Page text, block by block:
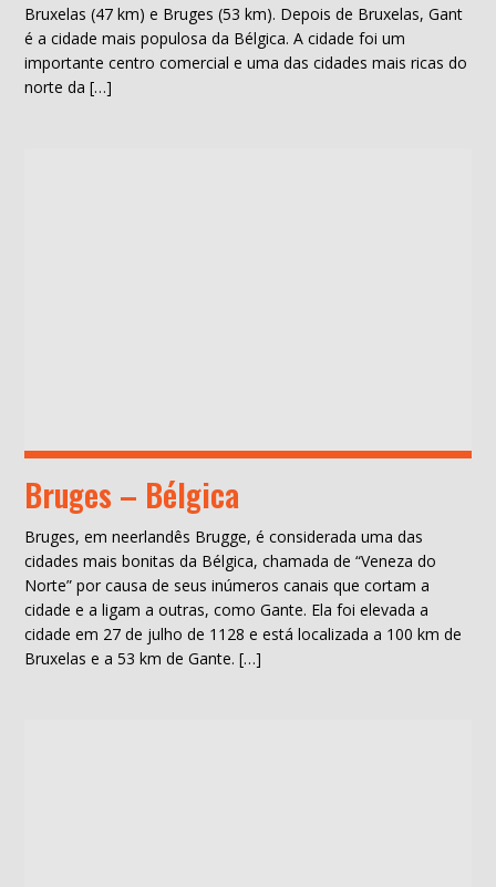
Bruxelas (47 km) e Bruges (53 km). Depois de Bruxelas, Gant
é a cidade mais populosa da Bélgica. A cidade foi um
importante centro comercial e uma das cidades mais ricas do
norte da […]
Bruges – Bélgica
Bruges, em neerlandês Brugge, é considerada uma das
cidades mais bonitas da Bélgica, chamada de “Veneza do
Norte” por causa de seus inúmeros canais que cortam a
cidade e a ligam a outras, como Gante. Ela foi elevada a
cidade em 27 de julho de 1128 e está localizada a 100 km de
Bruxelas e a 53 km de Gante. […]